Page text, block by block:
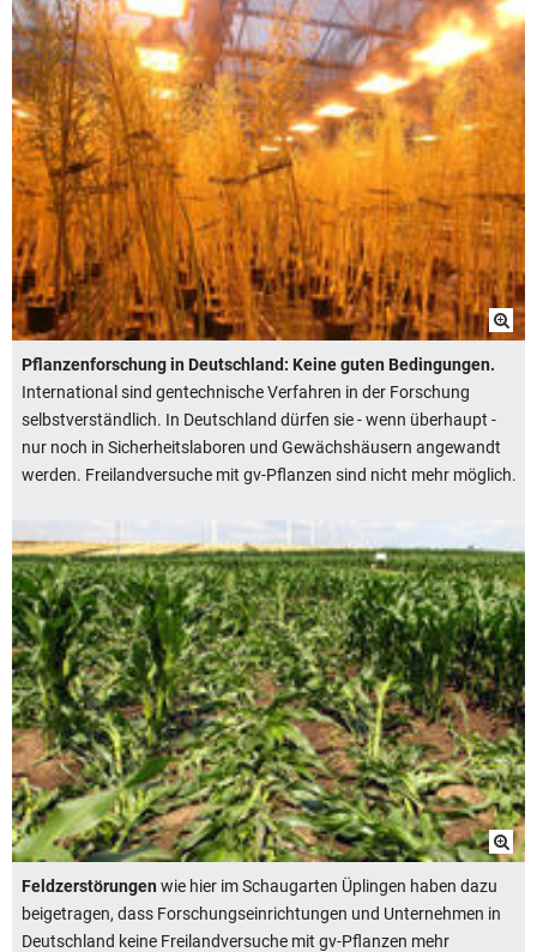
Pflanzenforschung in Deutschland: Keine guten Bedingungen.
International sind gentechnische Verfahren in der Forschung
selbstverständlich. In Deutschland dürfen sie - wenn überhaupt -
nur noch in Sicherheitslaboren und Gewächshäusern angewandt
werden. Freilandversuche mit gv-Pflanzen sind nicht mehr möglich.
Feldzerstörungenwie hier im Schaugarten Üplingen haben dazu
beigetragen, dass Forschungseinrichtungen und Unternehmen in
Deutschland keine Freilandversuche mit gv-Pflanzen mehr